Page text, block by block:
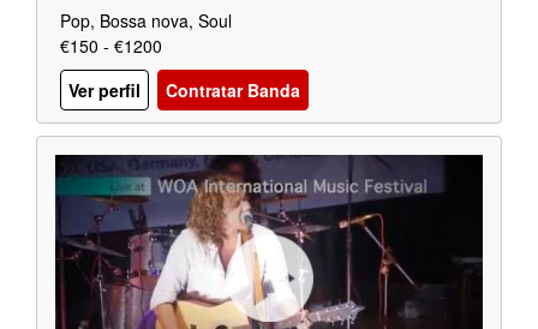
Pop, Bossa nova, Soul
€150 - €1200
Ver perfil
Contratar Banda